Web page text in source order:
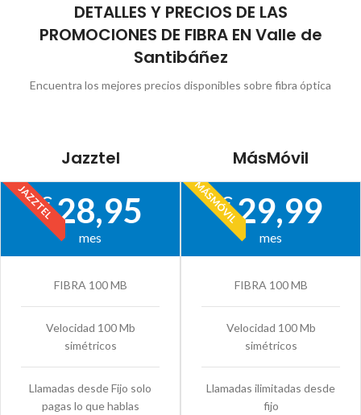
DETALLES Y PRECIOS DE LAS
PROMOCIONES DE FIBRA EN Valle de
Santibáñez
Encuentra los mejores precios disponibles sobre fibra óptica
Jazztel
JAZZTEL
€28,95
mes
FIBRA 100 MB
Velocidad 100 Mb
simétricos
Llamadas desde Fijo solo
pagas lo que hablas
MásMóvil
MÁSMÓVIL
€29,99
mes
FIBRA 100 MB
Velocidad 100 Mb
simétricos
Llamadas ilimitadas desde
fijo